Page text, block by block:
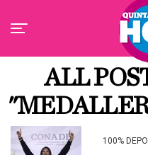
ALL
100%